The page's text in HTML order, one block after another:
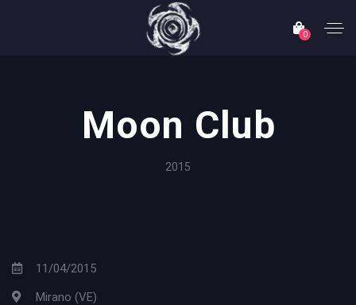
0
Moon Club
2015
11/04/2015
Mirano (VE)